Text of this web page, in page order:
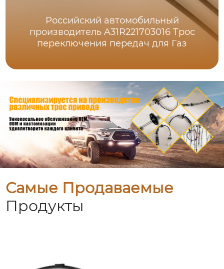
Российский автомобильный
производитель A31R221703016 Трос
переключения передач для Газ
Самые Продаваемые
Продукты